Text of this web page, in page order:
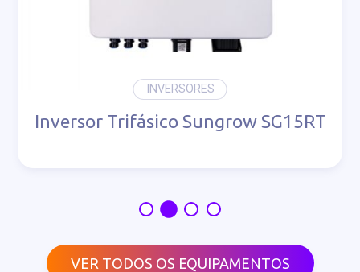
INVERSORES
Inversor Trifásico Sungrow SG15RT
VER TODOS OS EQUIPAMENTOS